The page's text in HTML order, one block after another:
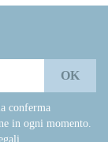
conferma
in ogni momento.